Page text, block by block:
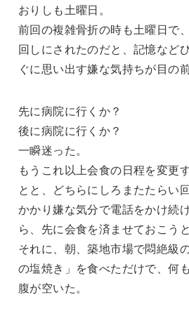
おりしも土曜日。
前回の複雑骨折の時も土曜日で
回しにされたのだと、記憶など
ぐに思い出す嫌な気持ちが目の
先に病院に行くか？
後に病院に行くか？
一瞬迷った。
もうこれ以上会食の日程を変更
とと、どちらにしろまたたらい
かかり嫌な気分で電話をかけ続
ら、先に会食を済ませておこうと
それに、朝、築地市場で悶絶級
の塩焼き」を食べただけで、何
腹が空いた。